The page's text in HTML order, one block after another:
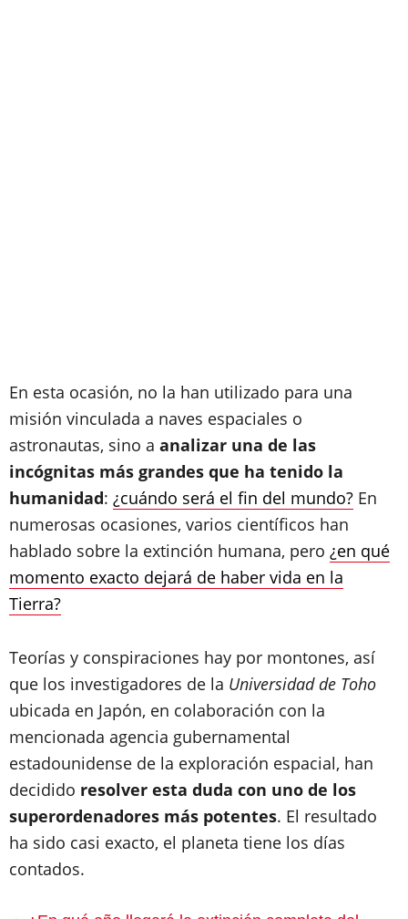
En esta ocasión, no la han utilizado para una
misión vinculada a naves espaciales o
astronautas, sino a analizar una de las
incógnitas más grandes que ha tenido la
humanidad: ¿cuándo será el fin del mundo? En
numerosas ocasiones, varios científicos han
hablado sobre la extinción humana, pero ¿en qué
momento exacto dejará de haber vida en la
Tierra?
Teorías y conspiraciones hay por montones, así
que los investigadores de la Universidad de Toho
ubicada en Japón, en colaboración con la
mencionada agencia gubernamental
estadounidense de la exploración espacial, han
decidido resolver esta duda con uno de los
superordenadores más potentes. El resultado
ha sido casi exacto, el planeta tiene los días
contados.